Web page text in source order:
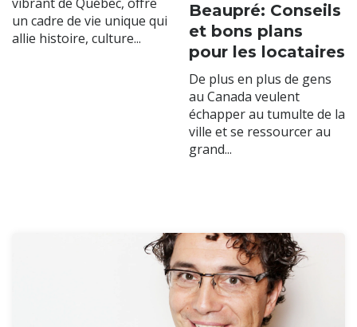
un cadre de vie unique qui
allie histoire, culture...
Beaupré: Conseils
et bons plans
pour les locataires
De plus en plus de gens
au Canada veulent
échapper au tumulte de la
ville et se ressourcer au
grand...